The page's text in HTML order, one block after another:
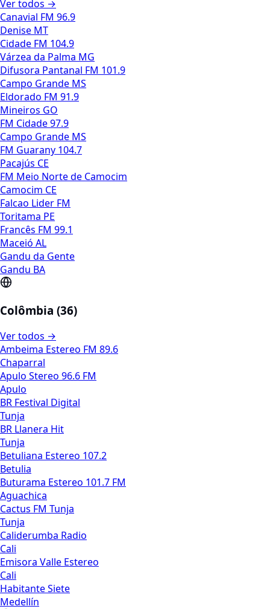
Ver todos →
Canavial FM 96.9
Denise MT
Cidade FM 104.9
Várzea da Palma MG
Difusora Pantanal FM 101.9
Campo Grande MS
Eldorado FM 91.9
Mineiros GO
FM Cidade 97.9
Campo Grande MS
FM Guarany 104.7
Pacajús CE
FM Meio Norte de Camocim
Camocim CE
Falcao Lider FM
Toritama PE
Francês FM 99.1
Maceió AL
Gandu da Gente
Gandu BA
Colômbia (36)
Ver todos →
Ambeima Estereo FM 89.6
Chaparral
Apulo Stereo 96.6 FM
Apulo
BR Festival Digital
Tunja
BR Llanera Hit
Tunja
Betuliana Estereo 107.2
Betulia
Buturama Estereo 101.7 FM
Aguachica
Cactus FM Tunja
Tunja
Caliderumba Radio
Cali
Emisora Valle Estereo
Cali
Habitante Siete
Medellín